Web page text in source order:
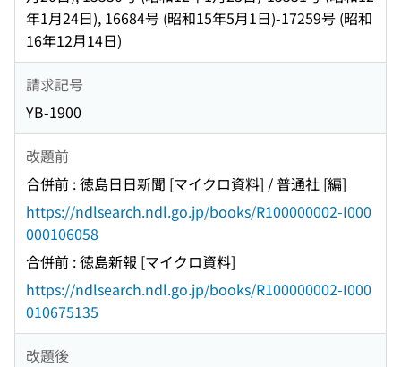
年1月24日), 16684号 (昭和15年5月1日)-17259号 (昭和
16年12月14日)
請求記号
YB-1900
改題前
合併前 : 徳島日日新聞 [マイクロ資料] / 普通社 [編]
https://ndlsearch.ndl.go.jp/books/R100000002-I000
000106058
合併前 : 徳島新報 [マイクロ資料]
https://ndlsearch.ndl.go.jp/books/R100000002-I000
010675135
改題後